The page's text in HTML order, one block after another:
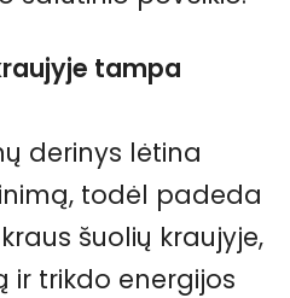
tampa
derinys lėtina
todėl padeda
šuolių kraujyje,
ir trikdo energijos